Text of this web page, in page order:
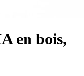
en bois,